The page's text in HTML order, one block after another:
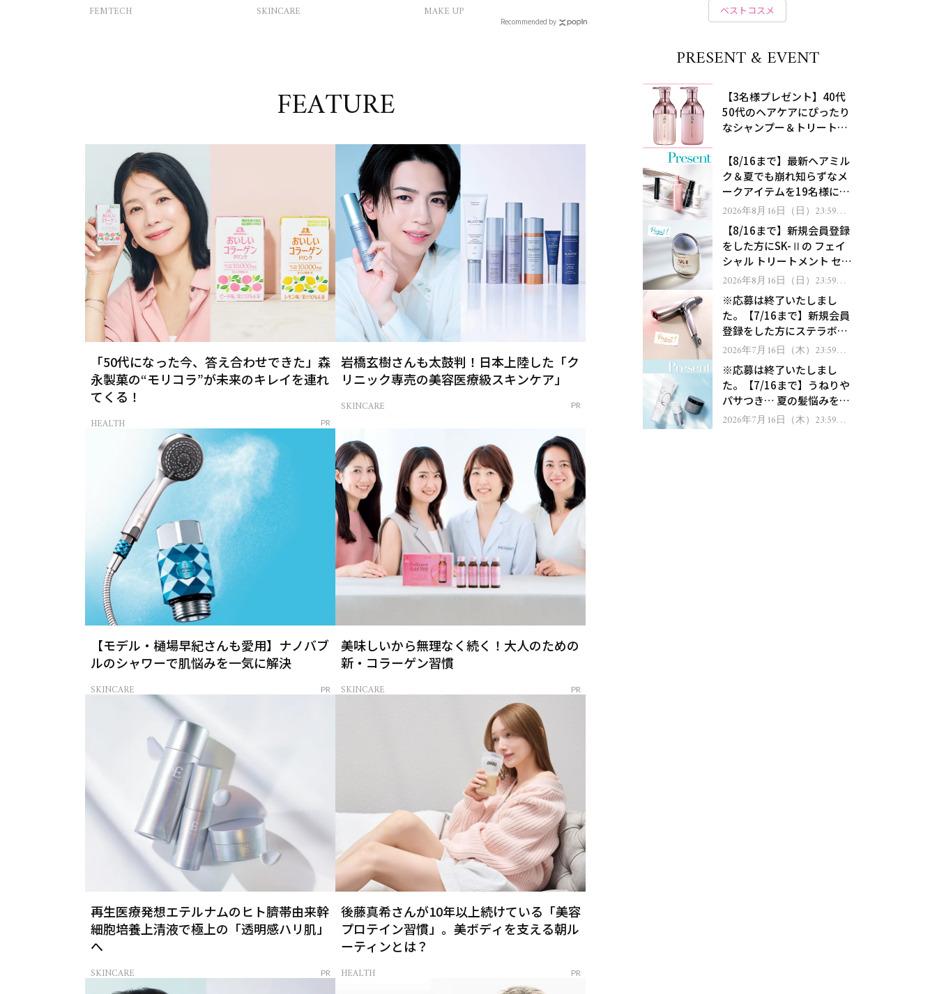
FEMTECH SKINCARE MAKE UP
Recommended by
FEATURE
「50代になった今、答え合わせできた」森
永製菓の“モリコラ”が未来のキレイを連れ
てくる！
HEALTH PR
岩橋玄樹さんも太鼓判！日本上陸した「ク
リニック専売の美容医療級スキンケア」
SKINCARE PR
【モデル・樋場早紀さんも愛用】ナノバブ
ルのシャワーで肌悩みを一気に解決
SKINCARE PR
美味しいから無理なく続く！大人のための
新・コラーゲン習慣
SKINCARE PR
再生医療発想エテルナムのヒト臍帯由来幹
細胞培養上清液で極上の「透明感ハリ肌」
へ
SKINCARE PR
後藤真希さんが10年以上続けている「美容
プロテイン習慣」。美ボディを支える朝ル
ーティンとは？
HEALTH PR
ベストコスメ
PRESENT & EVENT
【3名様プレゼント】40代
50代のヘアケアにぴったり
なシャンプー＆トリートメ
処！
【8/16まで】最新ヘアミル
ク＆夏でも崩れ知らずなメ
ークアイテムを19名様にプ
レゼント！
2026年8月16日（日）23:59ま
で【8/16まで】新規会員登録
をした方にSK-Ⅱの フェイ
シャル トリートメント セラ
ムをプレゼント！
2026年8月16日（日）23:59ま
※応募は終了いたしまし
た。【7/16まで】新規会員
登録をした方にステラボー
テのシャインリバース ヘア
ゼント！
2026年7月16日（木）23:59ま
※応募は終了いたしまし
た。【7/16まで】うねりや
パサつき… 夏の髪悩みを解
消するヘアケアアイテムを
2026年7月16日（木）23:59ま